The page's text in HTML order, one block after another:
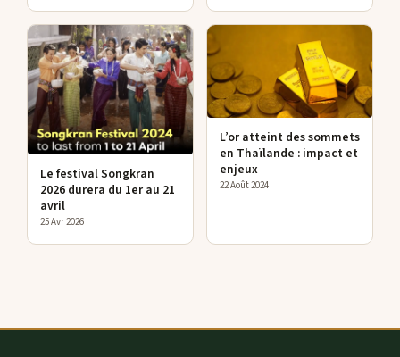
Le festival Songkran
2026 durera du 1er au 21
avril
25 Avr 2026
L’or atteint des sommets
en Thaïlande : impact et
enjeux
22 Août 2024